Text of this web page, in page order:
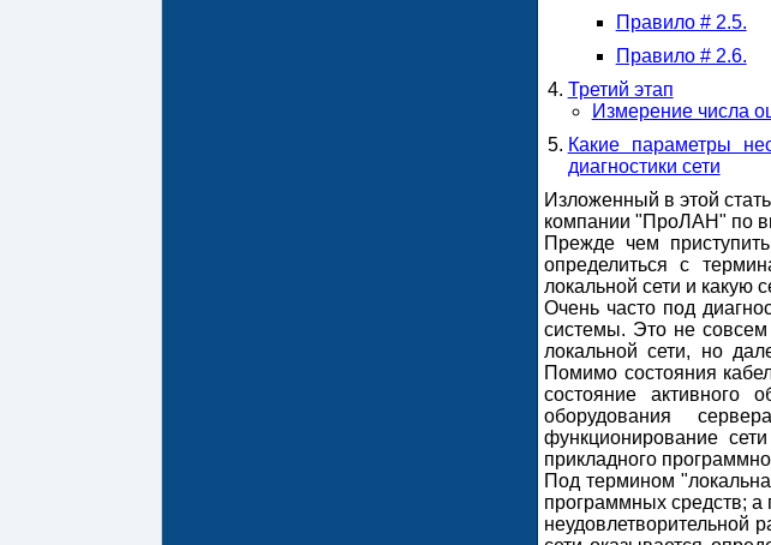
Правило # 2.5.
Правило # 2.6.
Третий этап
Измерение числа
Какие параметры
диагностики сети
Изложенный в этой
компании "ПроЛАН" по
Прежде чем
определиться с
локальной сети и какую
Очень часто под
системы. Это не
локальной сети, но
Помимо состояния
состояние активного
оборудования
функционирование
прикладного
Под термином
программных средств; а
неудовлетворительной